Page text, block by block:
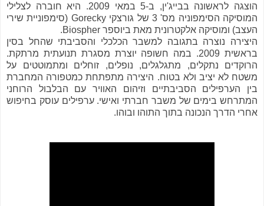
הוצגה לראשונה בבייג'ין, ב-5 במאי 2009. היא חוברה לצלילי
המוסיקה הסימפוניה מס' 3 של גורצקי Gorecky (סימפוניית שירי
העצב) ומוסיקה אלקטרונית מאת ביוספר Biospher.
היצירה נוצרה בתגובה למשבר הכלכלי והסביבתי שהחל בסין
בראשית 2009. במה חשופה יוצרת מסגרת תנועתית מרתקת.
הרוקדים נתקלים, מתגלגלים, נופלים, זוחלים ומתמוטטים על
משטח לא יציב ולא בטוח. היצירה מתפתחת כמטפורה המחברת
בין הערפילים הסביבתיים וזיהום האוויר עם הבלבול הרוחני
המתרחש בימים של משבר חברתי ואישי. ערפילים עוסק בחיפוש
אחרי הדרך הנכונה בתוך התוהו ובוהו.